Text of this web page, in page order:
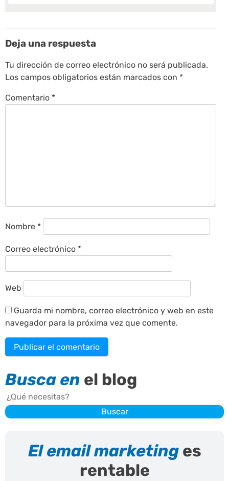
Deja una respuesta
Tu dirección de correo electrónico no será publicada.
Los campos obligatorios están marcados con *
Comentario *
Nombre *
Correo electrónico *
Web
Guarda mi nombre, correo electrónico y web en este
navegador para la próxima vez que comente.
Busca en el blog
Buscar
Buscar
El email marketing es
rentable